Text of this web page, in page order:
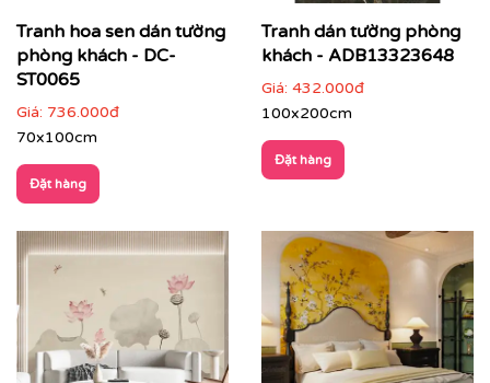
kế demo trực quan cho đến thi công hoàn thiện nhanh
chóng, chuyên nghiệp.
Printekkhông chỉ bán tranh, chúng tôi cùng bạn kiến
Tranh hoa sen dán tường
phòng khách - DC-
ST0065
Giá: 736.000đ
70x100cm
Đặt hàng
Tranh dán tường phòng
khách - ADB13323648
Giá: 432.000đ
100x200cm
Đặt hàng